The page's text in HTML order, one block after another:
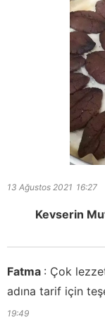
13 Ağustos 2021 16:27
Kevserin
Fatma : Çok
adına tarif için
19:49